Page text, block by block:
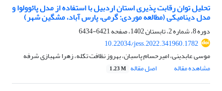
تحلیل توان رقابت پذیری استان اردبیل با استفاده از مدل پائوولوا و
مدل دینامیکی (مطالعه موردی: گرمی، پارس آباد، مشگین شهر)
دوره 8، شماره 2، تابستان 1402، صفحه
6421-6434
10.22034/jess.2022.341960.1782
موسی عابدینی، امیرحسام پاسبان، بهروز نظافت تکله، زهرا شهبازی شرفه
مشاهده مقاله
اصل مقاله 1.23 M